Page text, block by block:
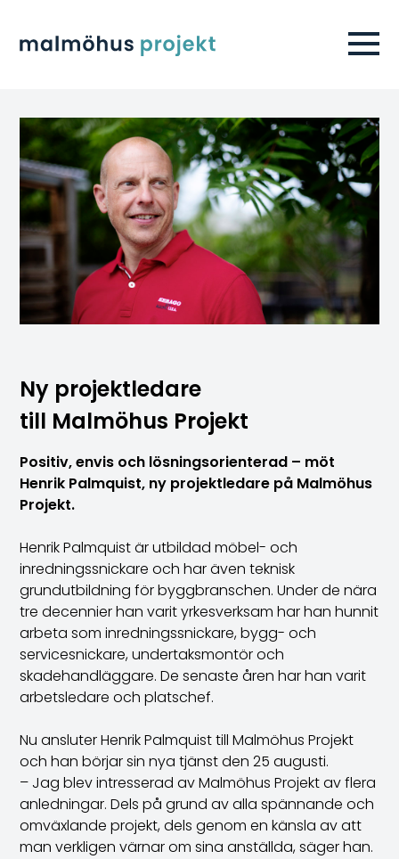
Ny projektledare
till Malmöhus Projekt
Positiv, envis och lösnings­orienterad – möt
Henrik Palmquist, ny projektledare på Malmöhus
Projekt.
Henrik Palmquist är utbildad möbel- och
inredningssnickare och har även teknisk
grundutbildning för byggbranschen. Under de nära
tre decennier han varit yrkesverksam har han hunnit
arbeta som inredningssnickare, bygg- och
servicesnickare, undertaksmontör och
skadehandläggare. De senaste åren har han varit
arbetsledare och platschef.
Nu ansluter Henrik Palmquist till Malmöhus Projekt
och han börjar sin nya tjänst den 25 augusti.
– Jag blev intresserad av Malmöhus Projekt av flera
anledningar. Dels på grund av alla spännande och
omväxlande projekt, dels genom en känsla av att
man verkligen värnar om sina anställda, säger han.